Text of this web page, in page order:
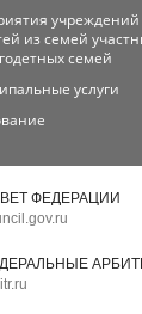
учреждений
из семей
семей
услуги
ФЕДЕРАЦИИ